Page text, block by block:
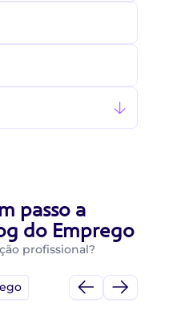
passo a
do Emprego
profissional?